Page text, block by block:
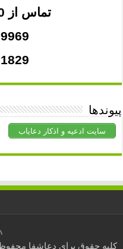
تماس از 10صبح الی 21
پیوندها
سایت ادعیه و اذکار دعایاب
کلیه حقوق برای دعاشفا محفوظ